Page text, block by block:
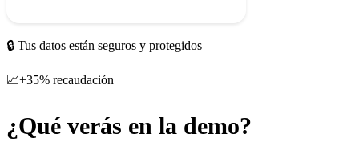
🔒 Tus datos están seguros y protegidos
📈+35% recaudación
¿Qué verás en la demo?